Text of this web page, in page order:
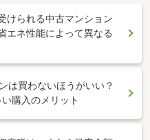
けられる中古マンション
エネ性能によって異なる
は買わないほうがいい？
購入のメリット